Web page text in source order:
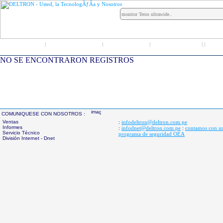
| | | | |
NO SE ENCONTRARON REGISTROS
COMUNIQUESE CON NOSOTROS :
Ventas
Informes
Servicio Técnico
División Internet - Dnet
: infodeltron@deltron.com.pe
: infodnet@deltron.com.pe : contamos con
programa de seguridad OEA